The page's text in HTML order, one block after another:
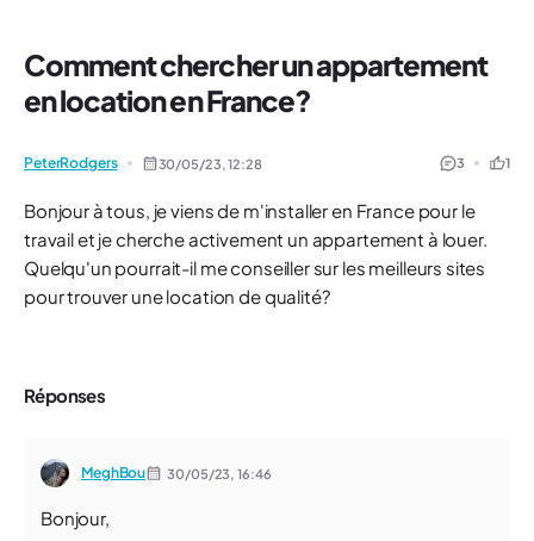
Comment chercher un appartement
en location en France?
PeterRodgers 30/05/23,12:28 3 1
Bonjour à tous, je viens de m'installer en France pour le
travail et je cherche activement un appartement à louer.
Quelqu'un pourrait-il me conseiller sur les meilleurs sites
pour trouver une location de qualité?
Réponses
MeghBou 30/05/23,16:46
Bonjour,